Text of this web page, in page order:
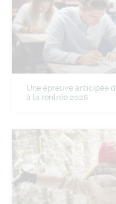
Une épreuve anticipée
à la rentrée 2026